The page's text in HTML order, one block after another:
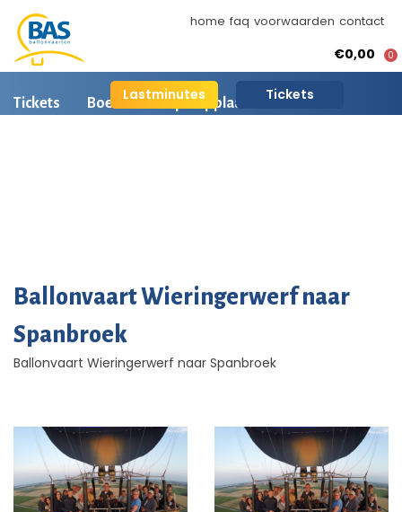
home faq voorwaarden contact
Lastminutes Tickets
€0,00 0
Tickets Boeken Opstapplaatsen
Ballonvaart Wieringerwerf naar
Spanbroek
Ballonvaart Wieringerwerf naar Spanbroek